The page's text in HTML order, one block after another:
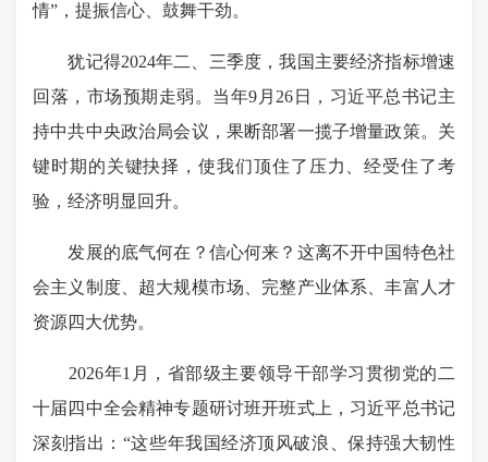
情”，提振信心、鼓舞干劲。
犹记得2024年二、三季度，我国主要经济指标增速
回落，市场预期走弱。当年9月26日，习近平总书记主
持中共中央政治局会议，果断部署一揽子增量政策。关
键时期的关键抉择，使我们顶住了压力、经受住了考
验，经济明显回升。
发展的底气何在？信心何来？这离不开中国特色社
会主义制度、超大规模市场、完整产业体系、丰富人才
资源四大优势。
2026年1月，省部级主要领导干部学习贯彻党的二
十届四中全会精神专题研讨班开班式上，习近平总书记
深刻指出：“这些年我国经济顶风破浪、保持强大韧性